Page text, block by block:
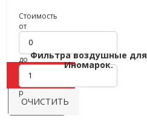
Стоимость
от
до
р
ПОКАЗАТЬ
ОЧИСТИТЬ
Фильтр
товаров
Фильтра воздушные для
Иномарок.